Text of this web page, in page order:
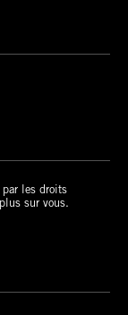
par les droits
sur vous.